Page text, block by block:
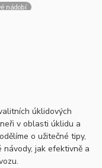
nádobí
Čisticí prostředky
úklidových
v oblasti úklidu a
o užitečné tipy,
jak efektivně a